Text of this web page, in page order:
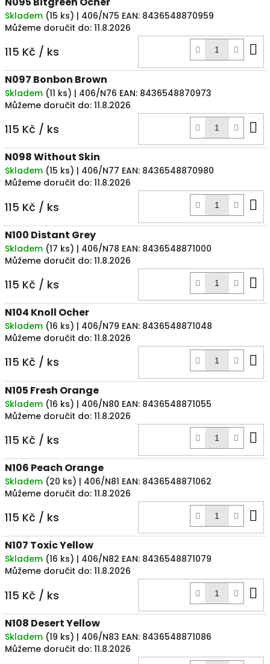
Skladem (15 ks) | 406/N75 EAN: 8436548870959
Můžeme doručit do: 11.8.2026
115 Kč / ks
N097 Bonbon Brown
Skladem (11 ks) | 406/N76 EAN: 8436548870973
Můžeme doručit do: 11.8.2026
115 Kč / ks
N098 Without Skin
Skladem (15 ks) | 406/N77 EAN: 8436548870980
Můžeme doručit do: 11.8.2026
115 Kč / ks
N100 Distant Grey
Skladem (17 ks) | 406/N78 EAN: 8436548871000
Můžeme doručit do: 11.8.2026
115 Kč / ks
N104 Knoll Ocher
Skladem (16 ks) | 406/N79 EAN: 8436548871048
Můžeme doručit do: 11.8.2026
115 Kč / ks
N105 Fresh Orange
Skladem (16 ks) | 406/N80 EAN: 8436548871055
Můžeme doručit do: 11.8.2026
115 Kč / ks
N106 Peach Orange
Skladem (20 ks) | 406/N81 EAN: 8436548871062
Můžeme doručit do: 11.8.2026
115 Kč / ks
N107 Toxic Yellow
Skladem (16 ks) | 406/N82 EAN: 8436548871079
Můžeme doručit do: 11.8.2026
115 Kč / ks
N108 Desert Yellow
Skladem (19 ks) | 406/N83 EAN: 8436548871086
Můžeme doručit do: 11.8.2026